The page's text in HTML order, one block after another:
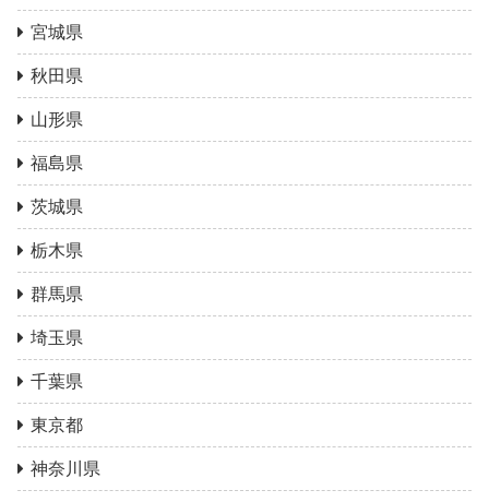
宮城県
秋田県
山形県
福島県
茨城県
栃木県
群馬県
埼玉県
千葉県
東京都
神奈川県